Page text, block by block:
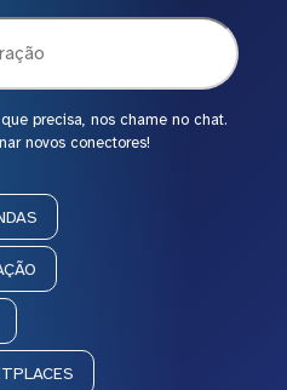
precisa, nos chame no chat.
novos conectores!